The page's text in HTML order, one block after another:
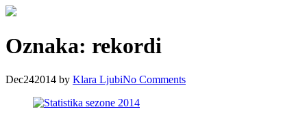
Oznaka: rekordi
Dec242014 by Klara LjubiNo Comments